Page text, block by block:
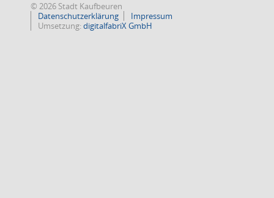
© 2026 Stadt Kaufbeuren
Datenschutzerklärung
Impressum
Umsetzung:digitalfabriX GmbH